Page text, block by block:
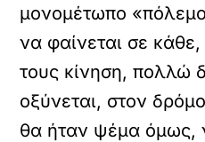
μονομέτωπο
να φαίνεται σε
τους κίνηση, πολλώ
οξύνεται, στον
θα ήταν ψέμα όμως,